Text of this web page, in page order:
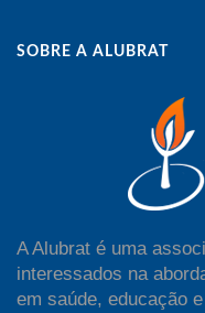
SOBRE A ALUBRAT
A Alubrat é uma
interessados na
em saúde, educação